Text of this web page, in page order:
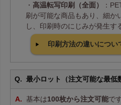
・ 高温転写印刷（全面）
：
刷が可能な商品もあり、細か
し、印刷時のにじみが発生す
印刷方法の違いについ
最小ロット（注文可能な最低
基本は100枚から注文可能で